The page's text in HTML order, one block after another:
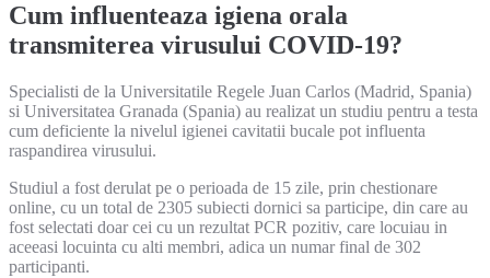
Cum influenteaza igiena orala
transmiterea virusului COVID-19?
Specialisti de la Universitatile Regele Juan Carlos (Madrid, Spania)
si Universitatea Granada (Spania) au realizat un studiu pentru a testa
cum deficiente la nivelul igienei cavitatii bucale pot influenta
raspandirea virusului.
Studiul a fost derulat pe o perioada de 15 zile, prin chestionare
online, cu un total de 2305 subiecti dornici sa participe, din care au
fost selectati doar cei cu un rezultat PCR pozitiv, care locuiau in
aceeasi locuinta cu alti membri, adica un numar final de 302
participanti.